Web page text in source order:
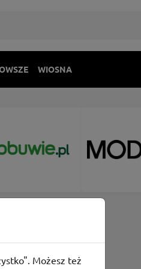
WIOSNA
Możesz też